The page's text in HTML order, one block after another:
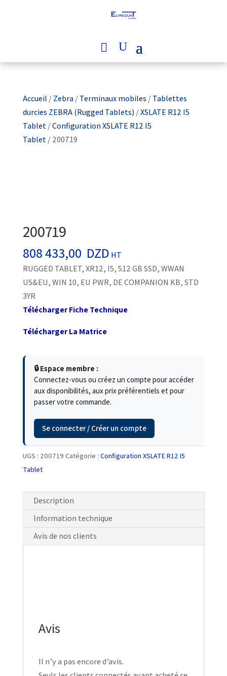
Accueil /Zebra/Terminaux mobiles /Tablettes
durcies ZEBRA (Rugged Tablets)/XSLATE R12 I5
Tablet/Configuration XSLATE R12 I5
Tablet/ 200719
200719
808 433,00 DZD HT
RUGGED TABLET, XR12, I5, 512 GB SSD, WWAN
US&EU, WIN 10, EU PWR, DE COMPANION KB, STD
3YR
Télécharger Fiche Technique
Télécharger La Matrice
🔒 Espace membre :
Connectez-vous ou créez un compte pour accéder
aux disponibilités, aux prix préférentiels et pour
passer votre commande.
Se connecter / Créer un compte
UGS : 200719 Catégorie : Configuration XSLATE R12 I5
Tablet
Description
Information technique
Avis de nos clients
Avis
Il n’y a pas encore d’avis.